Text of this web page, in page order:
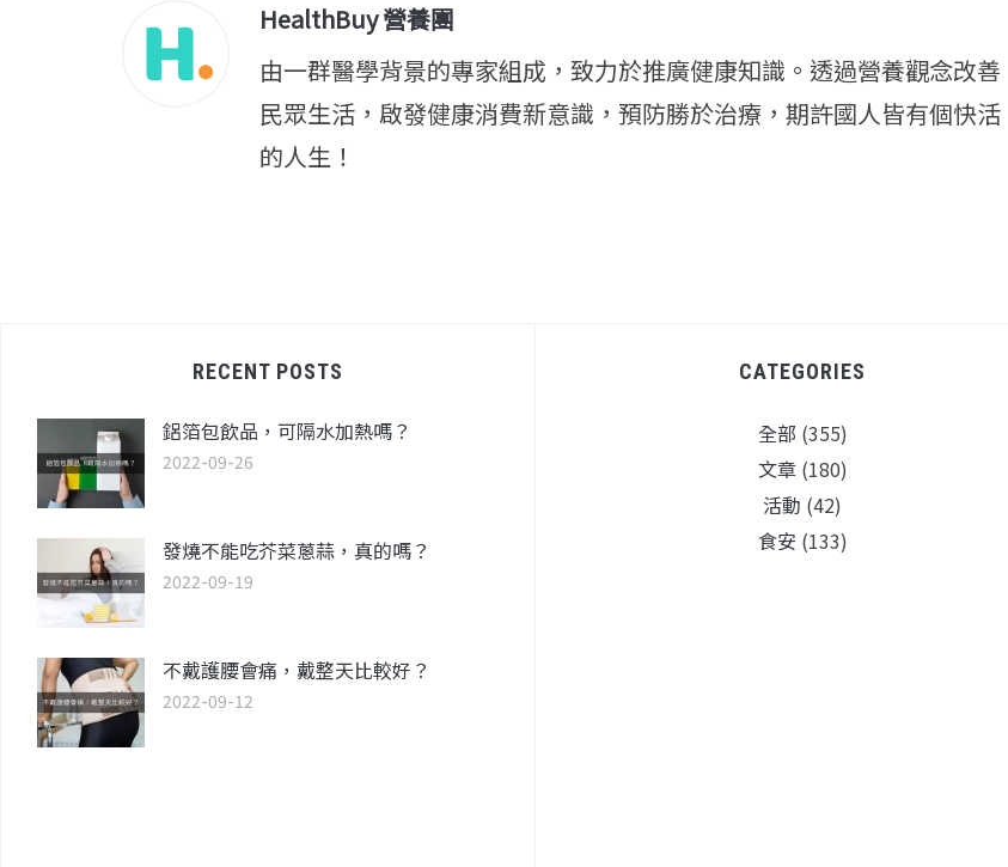
HealthBuy 營養團
由一群醫學背景的專家組成，致力於推廣健康知識。透過營養觀念改善
民眾生活，啟發健康消費新意識，預防勝於治療，期許國人皆有個快活
的人生！
RECENT POSTS
鋁箔包飲品，可隔水加熱嗎？
2022-09-26
發燒不能吃芥菜蔥蒜，真的嗎？
2022-09-19
不戴護腰會痛，戴整天比較好？
2022-09-12
CATEGORIES
全部 (355)
文章(180)
活動 (42)
食安 (133)